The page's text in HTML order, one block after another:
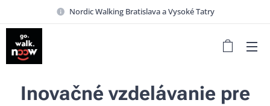
Nordic Walking Bratislava a Vysoké Tatry
Inovačné vzdelávanie pre